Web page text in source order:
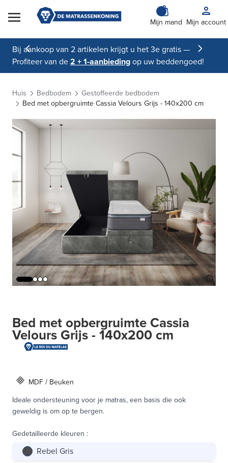
Skip to Content
Mijn mand Mijn account
Bij aankoop van 2 artikelen krijgt u het 3e gratis —
Profiteer van de2 + 1-aanbiedingop uw beddengoed!
Huis Bedbodem
Gestoffeerde bedbodem
Bed met opbergruimte Cassia Velours Grijs - 140x200 cm
Bed met opbergruimte Cassia
Velours Grijs - 140x200 cm
MDF / Beuken
Ideale ondersteuning voor je matras, een basis die ook
geweldig is om op te bergen.
Gedetailleerde kleuren :
Rebel Gris